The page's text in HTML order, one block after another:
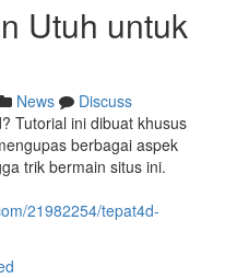
Utuh untuk
News
Discuss
Tutorial ini dibuat khusus
berbagai aspek
trik bermain situs ini.
21982254/tepat4d-